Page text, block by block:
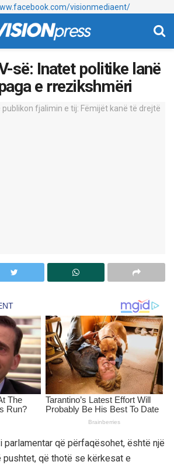
së: Inatet politike lanë
e rrezikshmëri
parlamentar që përfaqësohet, është një
që thotë se kërkesat e